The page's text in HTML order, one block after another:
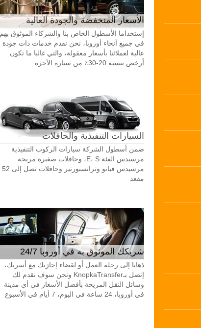
الأسعار المنخفضة والجودة العالية
إستخداما الأسطول الخاص بنا والشركاء الموثوق بهم
في جميع أنحاء أوروبا، نحن نقدم خدمات ذات جودة
عالية لعملائنا بأسعار معقولة، والتي غالبا ما تكون
أرخص بنسبة 20-30٪ من سيارة الأجرة
السيارات التنفيذية والحافلات
ضمن أسطول الشركة سيارات الركوب التنفيذية
مرسيدس الفئة E، S، وحافلات صغيرة مريحة
مرسيدس فيانو وترانسبورتير وحافلات تصل إلى 52
مقعد
شريكك الموثوق به في أوروبا 24/7
ذهابا إلى رحلة العمل أو لقضاء إجازتك مع أسرتك،
إتصل بـKnopkaTransfer ونحن سوف نقدم لك
وسائل النقل المريحة بأفضل الأسعار في أي مدينة
في أوروبا، 24 ساعة في اليوم، 7 أيام في الأسبوع